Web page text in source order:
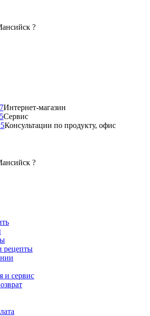
?
Интернет-магазин
Сервис
Консультации по продукту, офис
?
рецепты
и сервис